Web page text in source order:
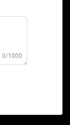
0/1000